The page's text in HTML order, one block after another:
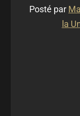
Posté par
la